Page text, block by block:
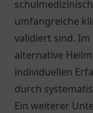
umfangreiche
validiert sind. Im
alternative
individuellen
durch
Ein weiterer